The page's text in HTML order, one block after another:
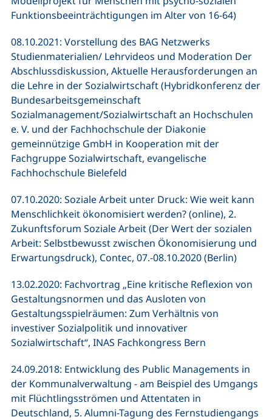
Funktionsbeeinträchtigungen im Alter von 16-64)
08.10.2021: Vorstellung des BAG Netzwerks
Studienmaterialien/ Lehrvideos und Moderation Der
Abschlussdiskussion, Aktuelle Herausforderungen an
die Lehre in der Sozialwirtschaft (Hybridkonferenz der
Bundesarbeitsgemeinschaft
Sozialmanagement/Sozialwirtschaft an Hochschulen
e. V. und der Fachhochschule der Diakonie
gemeinnützige GmbH in Kooperation mit der
Fachgruppe Sozialwirtschaft, evangelische
Fachhochschule Bielefeld
07.10.2020: Soziale Arbeit unter Druck: Wie weit kann
Menschlichkeit ökonomisiert werden? (online), 2.
Zukunftsforum Soziale Arbeit (Der Wert der sozialen
Arbeit: Selbstbewusst zwischen Ökonomisierung und
Erwartungsdruck), Contec, 07.-08.10.2020 (Berlin)
13.02.2020: Fachvortrag „Eine kritische Reflexion von
Gestaltungsnormen und das Ausloten von
Gestaltungsspielräumen: Zum Verhältnis von
investiver Sozialpolitik und innovativer
Sozialwirtschaft“, INAS Fachkongress Bern
24.09.2018: Entwicklung des Public Managements in
der Kommunalverwaltung - am Beispiel des Umgangs
mit Flüchtlingsströmen und Attentaten in
Deutschland, 5. Alumni-Tagung des Fernstudiengangs